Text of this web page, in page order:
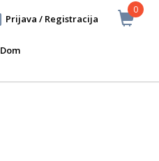
0
Prijava / Registracija
Dom